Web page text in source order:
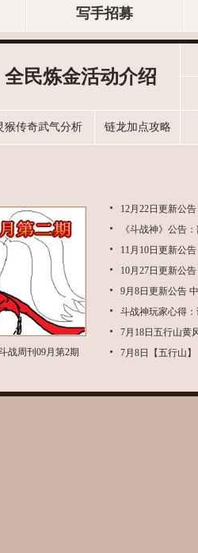
写手招募
全民炼金活动介绍
猴传奇武气分析 链龙加点攻略
战周刊09月第2期
12月22日更新公
《斗战神》公告
11月10日更新公
10月27日更新公
9月8日更新公告
斗战神玩家心得
7月18日五行山黄
7月8日【五行山